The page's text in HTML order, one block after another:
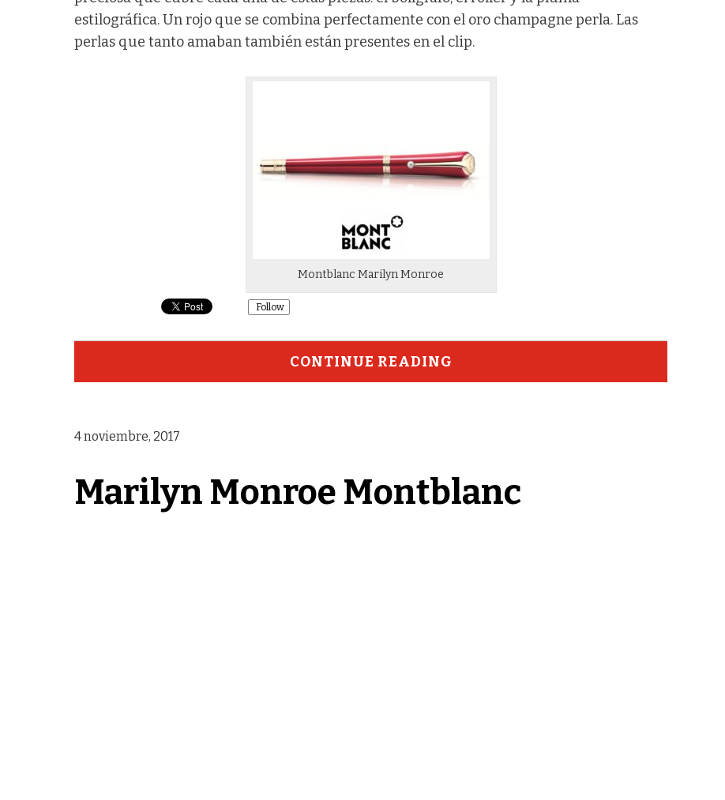
estilográfica. Un rojo que se combina perfectamente con el oro champagne perla. Las
perlas que tanto amaban también están presentes en el clip.
Montblanc Marilyn Monroe
Follow
CONTINUE READING
4 noviembre, 2017
Marilyn Monroe Montblanc